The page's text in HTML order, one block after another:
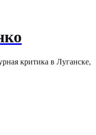
критика в Луганске,